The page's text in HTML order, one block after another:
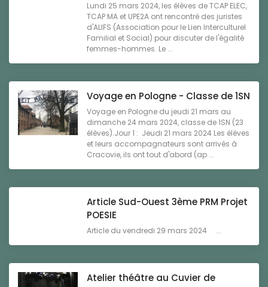
Lundi 25 mars 2024, les élèves de TCAP ELEC,
TCAP MA et UPE2A ont rencontré des juristes
d'ALIFS (Association pour le Lien Interculturel
Familial et Social) pour discuter de l'égalité
femmes-hommes. Le ...
Voyage en Pologne - Classe de 1SN
Voyage en Pologne du jeudi 21 mars au
dimanche 24 mars 2024, classe de 1SN (23
élèves).Jour 1 : Jeudi 21 mars 2024 Les élèves
et leurs accompagnateurs sont arrivés à
Cracovie, ils ont tout d'abord (ap ...
Article Sud-Ouest 3ème PRM Projet
POESIE
Article du vendredi 29 mars 2024 ...
Atelier théâtre au Cuvier de